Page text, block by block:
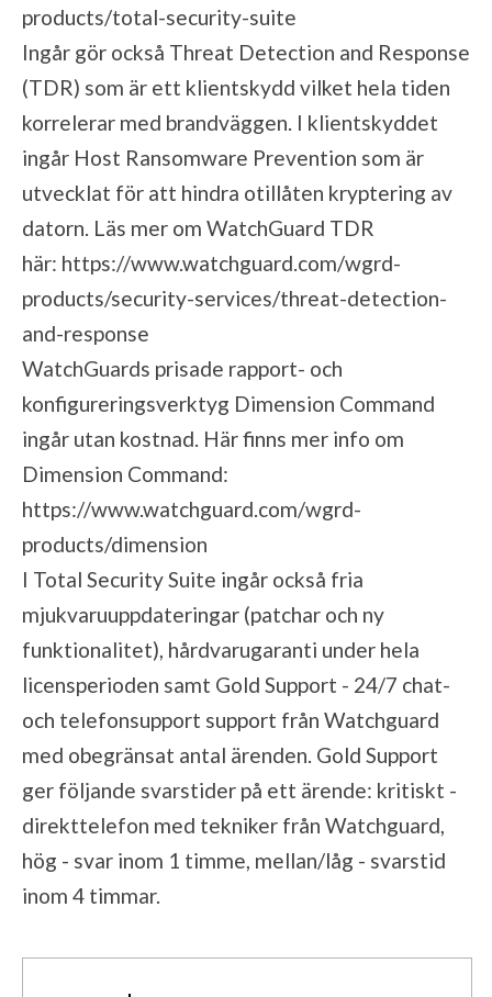
products/total-security-suite
Ingår gör också Threat Detection and Response
(TDR) som är ett klientskydd vilket hela tiden
korrelerar med brandväggen. I klientskyddet
ingår Host Ransomware Prevention som är
utvecklat för att hindra otillåten kryptering av
datorn. Läs mer om WatchGuard TDR
här: https://www.watchguard.com/wgrd-
products/security-services/threat-detection-
and-response
WatchGuards prisade rapport- och
konfigureringsverktyg Dimension Command
ingår utan kostnad. Här finns mer info om
Dimension Command:
https://www.watchguard.com/wgrd-
products/dimension
I Total Security Suite ingår också fria
mjukvaruuppdateringar (patchar och ny
funktionalitet), hårdvarugaranti under hela
licensperioden samt Gold Support - 24/7 chat-
och telefonsupport support från Watchguard
med obegränsat antal ärenden. Gold Support
ger följande svarstider på ett ärende: kritiskt -
direkttelefon med tekniker från Watchguard,
hög - svar inom 1 timme, mellan/låg - svarstid
inom 4 timmar.